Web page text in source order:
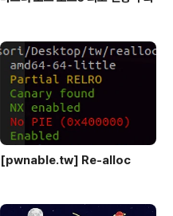
[pwnable.tw] Re-alloc